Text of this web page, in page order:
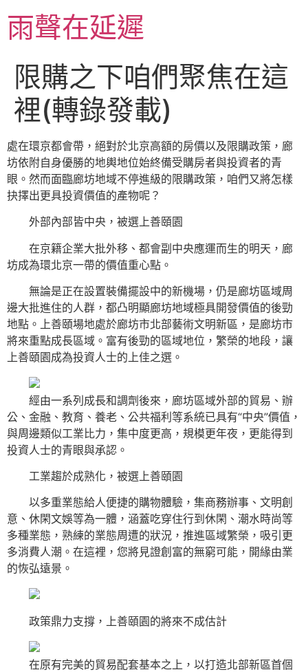
至
主雨聲在延遲
限購之下咱們聚焦在這
裡(轉錄發載)
處在環京都會帶，絕對於北京高額的房價以及限購政策，廊
坊依附自身優勝的地輿地位始終備受購房者與投資者的青
眼。然而面臨廊坊地域不停進級的限購政策，咱們又將怎樣
抉擇出更具投資價值的產物呢？
外部內部皆中央，被選上善頤園
在京籍企業大批外移、都會副中央應運而生的明天，廊
坊成為環北京一帶的價值重心點。
無論是正在設置裝備擺設中的新機場，仍是廊坊區域周
邊大批進住的人群，都凸明顯廊坊地域極具開發價值的後勁
地點。上善頤場地處於廊坊市北部藝術文明新區，是廊坊市
將來重點成長區域。富有後勁的區域地位，繁榮的地段，讓
上善頤園成為投資人士的上佳之選。
經由一系列成長和調劑後來，廊坊區域外部的貿易、辦
公、金融、教育、養老、公共福利等系統已具有“中央”價值，
與周邊類似工業比力，集中度更高，規模更年夜，更能得到
投資人士的青眼與承認。
工業趨於成熟化，被選上善頤園
以多重業態給人便捷的購物體驗，集商務辦事、文明創
意、休閑文娛等為一體，涵蓋吃穿住行到休閑、潮水時尚等
多種業態，熟練的業態周遭的狀況，推進區域繁榮，吸引更
多消費人潮。在這裡，您將見證創富的無窮可能，開緣由業
的恢弘遠景。
政策鼎力支撐，上善頤園的將來不成估計
在原有完美的貿易配套基本之上，以打造北部新區首個